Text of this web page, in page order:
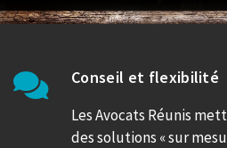
Conseil et flexibilité
Les Avocats Réunis
des solutions « sur